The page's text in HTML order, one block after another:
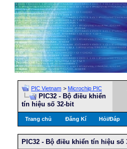
PIC Vietnam > Microchip PIC
PIC32 - Bộ điều khiển
tín hiệu số 32-bit
Trang chủ Đăng Kí Hỏi/Ðáp
PIC32 - Bộ điều khiển tín hiệu số